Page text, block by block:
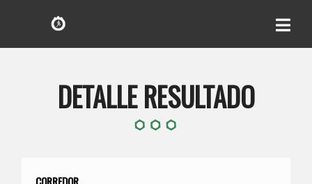
DETALLE RESULTADO